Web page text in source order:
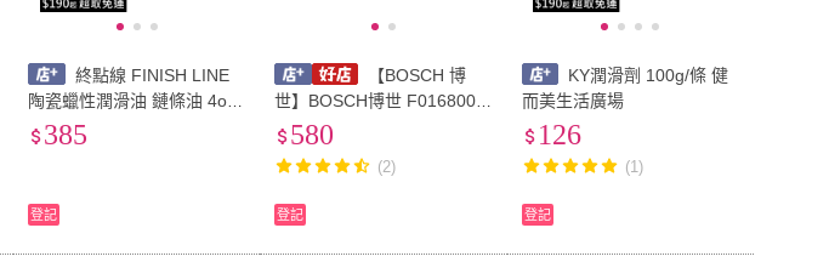
終點線 FINISH LINE
陶瓷蠟性潤滑油 鏈條油 4oz/
120ml Ceramic Wax L
385
登記
【BOSCH 博
世】BOSCH博世 F0168006
42 鏈條潤滑油 1公升 鏈條專
用 GKE18V 鏈條油
580
(2)
登記
KY潤滑劑 100g/條 健
而美生活廣場
126
(1)
登記